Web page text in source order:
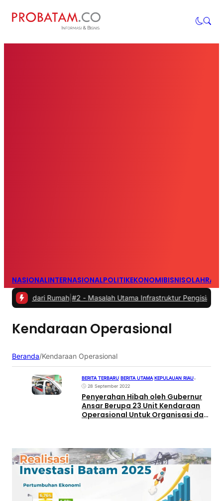
NASIONALINTERNASIONALPOLITIKEKONOMIBISNIS
dari Rumah| #2 -Masalah Utama Infrastruktur Pengisian Daya
Kendaraan Operasional
Beranda/Kendaraan Operasional
BERITA TERBARU BERITA UTAMA| KEPULAUAN RIAU•
28 September 2022
Penyerahan Hibah oleh Gubernur
Ansar Berupa 23 Unit Kendaraan
Operasional Untuk Organisasi dan